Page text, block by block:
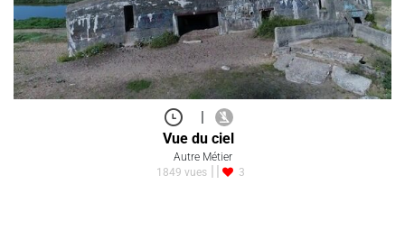
|
Vue du ciel
Autre Métier
1849 vues
3